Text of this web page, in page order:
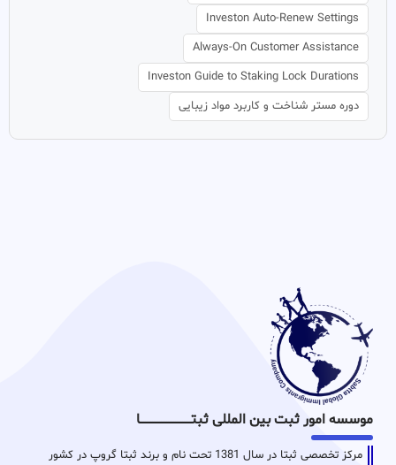
Investon Auto-Renew Settings
Always-On Customer Assistance
Investon Guide to Staking Lock Durations
دوره مستر شناخت و کاربرد مواد زیبایی
موسسه امور ثبت بین المللی ثبتـــــــــــــــــــــــــــــا
مرکز تخصصی ثبتا در سال 1381 تحت نام و برند ثبتا گروپ در کشور